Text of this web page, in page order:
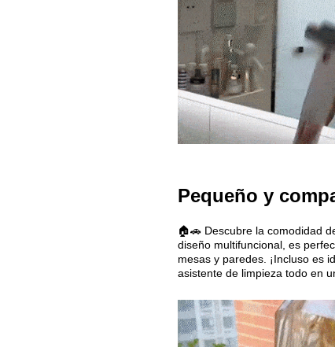
Pequeño y
🏠🚗 Descubre la comodidad
diseño multifuncional, es
mesas y paredes. ¡Incluso es
asistente de limpieza todo en